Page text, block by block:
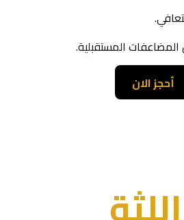
المستقبلية.
أحجز الان